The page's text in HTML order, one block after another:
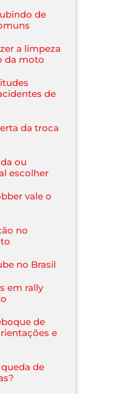
de
a limpeza
da moto
de
da troca
ou
escolher
vale o
no
no Brasil
em rally
de
e
de